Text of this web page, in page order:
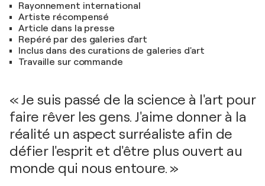
Rayonnement international
Artiste récompensé
Article dans la presse
Repéré par des galeries d'art
Inclus dans des curations de galeries d'art
Travaille sur commande
« Je suis passé de la science à l'art pour
faire rêver les gens. J'aime donner à la
réalité un aspect surréaliste afin de
défier l'esprit et d'être plus ouvert au
monde qui nous entoure. »